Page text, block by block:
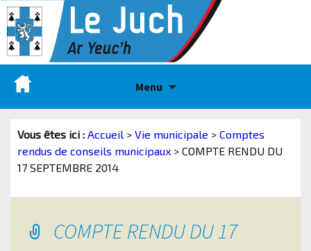
Menu
Vous êtes ici : Accueil > Vie municipale > Comptes
rendus de conseils municipaux > COMPTE RENDU DU
17 SEPTEMBRE 2014
COMPTE RENDU DU 17